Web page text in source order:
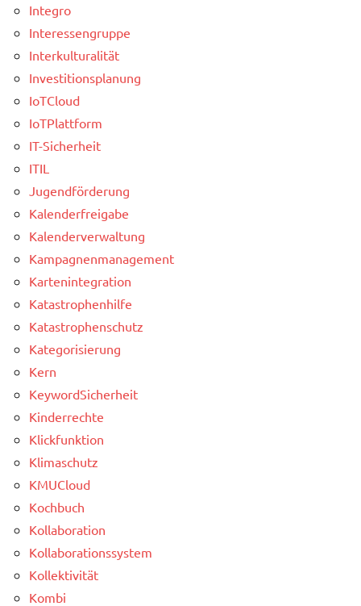
Integro
Interessengruppe
Interkulturalität
Investitionsplanung
IoTCloud
IoTPlattform
IT-Sicherheit
ITIL
Jugendförderung
Kalenderfreigabe
Kalenderverwaltung
Kampagnenmanagement
Kartenintegration
Katastrophenhilfe
Katastrophenschutz
Kategorisierung
Kern
KeywordSicherheit
Kinderrechte
Klickfunktion
Klimaschutz
KMUCloud
Kochbuch
Kollaboration
Kollaborationssystem
Kollektivität
Kombi